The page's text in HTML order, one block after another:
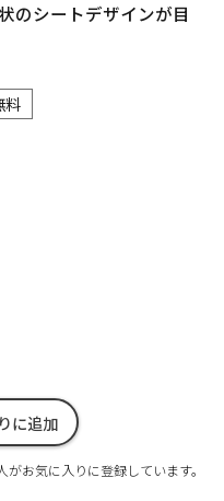
のシートデザインが目
料
に追加
がお気に入りに登録しています。